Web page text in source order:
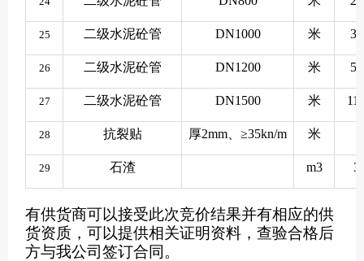
25 二级水泥砼管 DN1000 米
26 二级水泥砼管 DN1200 米
27 二级水泥砼管 DN1500 米
28 抗裂贴 厚2mm、≥35kn/m 米
29 石渣 m3
有供货商可以接受此次竞价结果并有相应的供
货资质，可以提供相关证明资料，查验合格后
方与我公司签订合同。